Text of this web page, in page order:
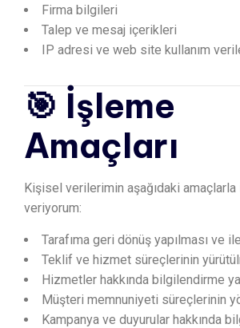
Firma bilgileri
Talep ve mesaj içerikleri
IP adresi ve web site kullanım
🎯 İşleme
Amaçları
Kişisel verilerimin aşağıdaki
veriyorum:
Tarafıma geri dönüş yapılması ve
Teklif ve hizmet süreçlerinin
Hizmetler hakkında bilgilendirme
Müşteri memnuniyeti süreçlerinin
Kampanya ve duyurular hakkında